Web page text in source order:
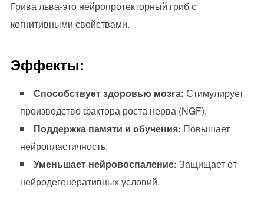
Грива льва-это нейропротекторный гриб с
когнитивными свойствами.
Эффекты:
Способствует здоровью мозга: Стимулирует
производство фактора роста нерва (NGF).
Поддержка памяти и обучения: Повышает
нейропластичность.
Уменьшает нейровоспаление: Защищает от
нейродегенеративных условий.